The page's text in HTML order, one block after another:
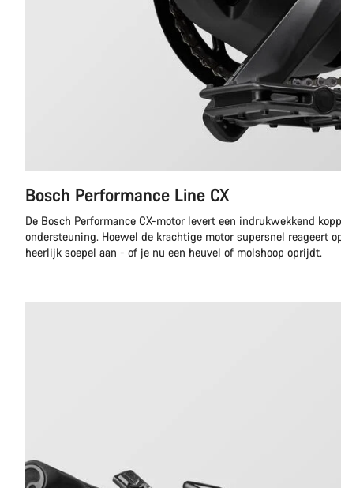
Bosch Performance Line CX
De Bosch Performance CX-motor levert een indrukwekkend
ondersteuning. Hoewel de krachtige motor supersnel reageert
heerlijk soepel aan - of je nu een heuvel of molshoop oprijdt.